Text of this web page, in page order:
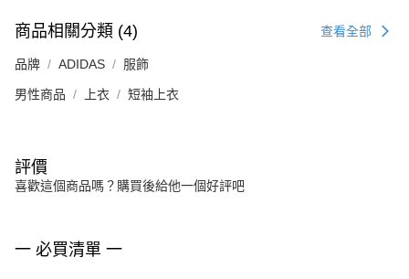
商品相關分類 (4) 查看全部
品牌 ADIDAS 服飾
男性商品 上衣 短袖上衣
評價
喜歡這個商品嗎？購買後給他一個好評吧
一 必買清單 一